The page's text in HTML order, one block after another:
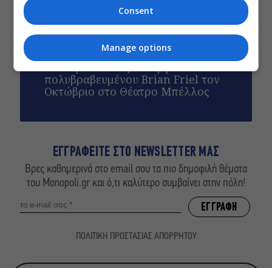
Conduit Ensemble: Ανοιχτό κάλεσμα
σε μουσικούς για τη δημιουργία
ορχήστρας δωματίου
πολυβραβευμένου Brian Friel τον
Οκτώβριο στο Θέατρο Μπέλλος
ΕΓΓΡΑΦΕΙΤΕ ΣΤΟ NEWSLETTER ΜΑΣ
Βρες καθημερινά στο email σου τα πιο δημοφιλή θέματα
του Monopoli.gr και ό,τι καλύτερο συμβαίνει στην πόλη!
ΠΟΛΙΤΙΚΗ ΠΡΟΣΤΑΣΙΑΣ ΑΠΟΡΡΗΤΟΥ
Consent
Manage options